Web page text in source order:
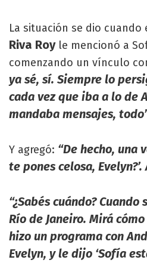
La situación se dio cuando
Riva Royle mencionó a
comenzando un vínculo
ya sé, sí. Siempre lo
cada vez que iba a lo de
mandaba mensajes,
Y agregó: “De hecho, una
te pones celosa,
“¿Sabés cuándo?
Río de Janeiro. Mirá
hizo un programa con
Evelyn, y le dijo ‘Sofía